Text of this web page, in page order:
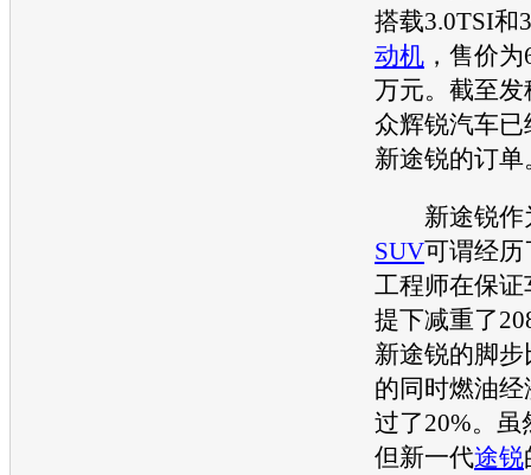
搭载3.0TSI和
动机 ，售价
万元。截至
众辉锐汽车已
新途锐的订单
新途锐作
SUV可谓经历
工程师在保
提下减重了
新途锐的脚
的同时燃油
过了20%。虽
但新一代途锐